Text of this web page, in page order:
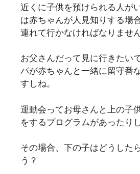
近くに子供を預けられる人が
は赤ちゃんが人見知りする場
連れて行かなければなりません
お父さんだって見に行きたい
パが赤ちゃんと一緒に留守番
すしね。
運動会ってお母さんと上の子
をするプログラムがあったり
その場合、下の子はどうした
う？